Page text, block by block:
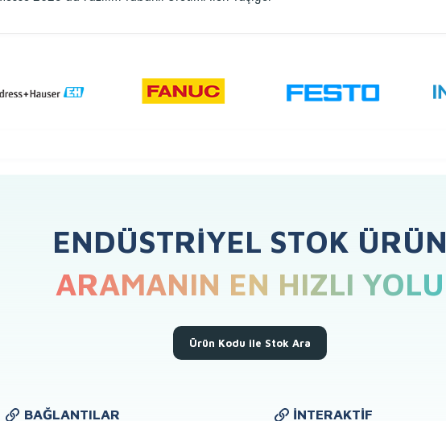
ENDÜSTRIYEL STOK ÜRÜN
ARAMANIN EN HIZLI YOLU
Ürün Kodu ile Stok Ara
BAĞLANTILAR İNTERAKTIF